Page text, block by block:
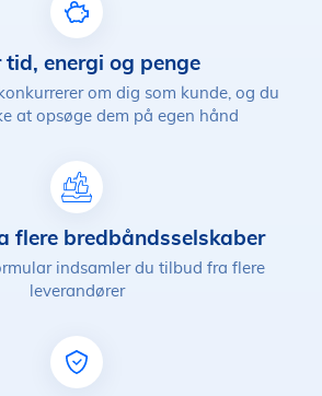
tid, energi og penge
om dig som kunde, og du
at opsøge dem på egen hånd
flere bredbåndsselskaber
indsamler du tilbud fra flere
leverandører